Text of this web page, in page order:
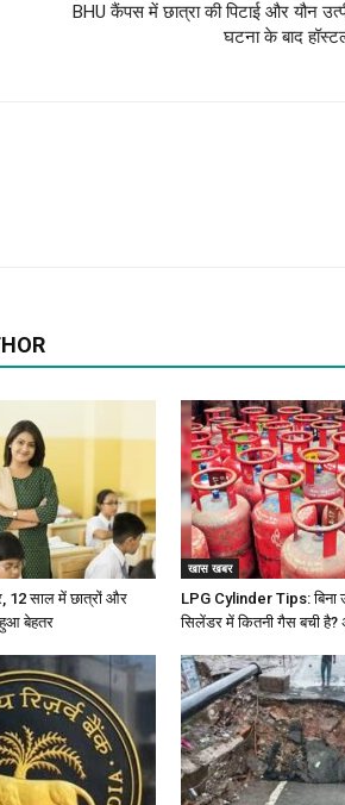
BHU कैंपस में छात्रा की पिटाई और यौन
घटना के बाद
12 साल में छात्रों और
हुआ बेहतर
खास खबर
LPG Cylinder Tips: बिना
सिलेंडर में कितनी गैस बची है?